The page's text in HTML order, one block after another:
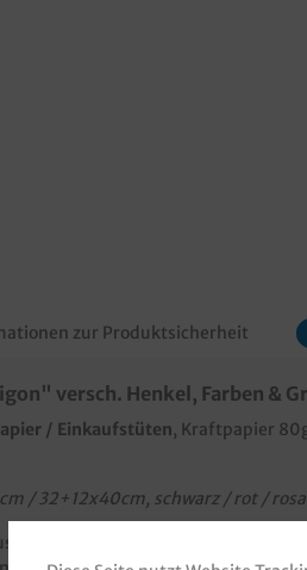
zur Produktsicherheit
versch. Henkel, Farben &
/ Einkaufstüten , Kraftpapier
/ 32+12x40cm, schwarz / rot /
Kraftpapier